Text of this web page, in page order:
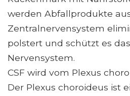
werden Abfallprodukte
Zentralnervensystem
polstert und schützt es
Nervensystem.
CSF wird vom Plexus
Der Plexus choroideus ist